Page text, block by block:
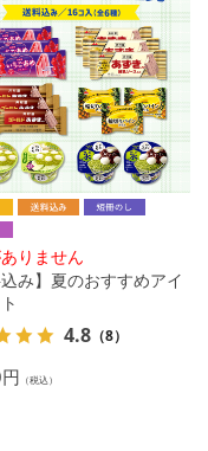
りません
込み】夏のおすすめアイ
4.8 （8）
（税込）